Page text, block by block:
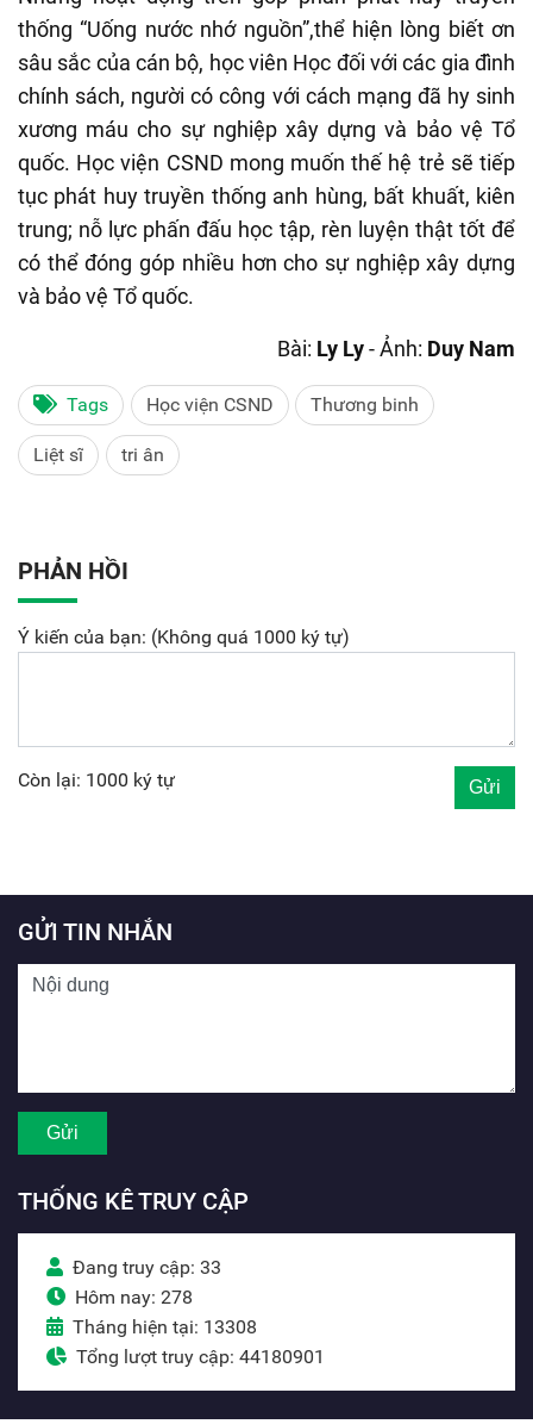
thống “Uống nước nhớ nguồn”,thể hiện lòng biết ơn
sâu sắc của cán bộ, học viên Học đối với các gia đình
chính sách, người có công với cách mạng đã hy sinh
xương máu cho sự nghiệp xây dựng và bảo vệ Tổ
quốc. Học viện CSND mong muốn thế hệ trẻ sẽ tiếp
tục phát huy truyền thống anh hùng, bất khuất, kiên
trung; nỗ lực phấn đấu học tập, rèn luyện thật tốt để
có thể đóng góp nhiều hơn cho sự nghiệp xây dựng
và bảo vệ Tổ quốc.
Bài: Ly Ly- Ảnh: Duy Nam
Tags Học viện CSND Thương binh
Liệt sĩ tri ân
PHẢN HỒI
Ý kiến của bạn: (Không quá 1000 ký tự)
Còn lại: 1000 ký tự
GỬI TIN NHẮN
THỐNG KÊ TRUY CẬP
Đang truy cập: 33
Hôm nay: 278
Tháng hiện tại: 13308
Tổng lượt truy cập: 44180901